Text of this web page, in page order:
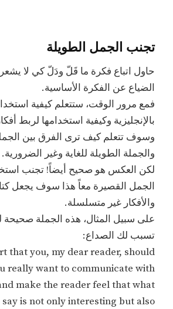
تجنب الجمل الطويلة
حاول اتباع فكرة ما قَلّ ودَلّ كي لا يشعر
الضياع عن الفكرة الأساسية.
فمع مرور الوقت، ستتعلم كيفية
بالإنجليزية وكيفية استخدامها لربط
وسوف تتعلم كيف ترى الفرق بين
والجملة الطويلة للغاية وغير الضرورية.
لكن العكس هو صحيح أيضاً! تجنب
الجمل القصيرة معاً هذا سوف يجعل
والأفكار غير متسلسلة.
على سبيل المثال، هذه الجملة صحيحة
تسبب لك الصداع:
that you, my dear reader, should
really want to communicate with
make the reader feel that what
is not only interesting but also